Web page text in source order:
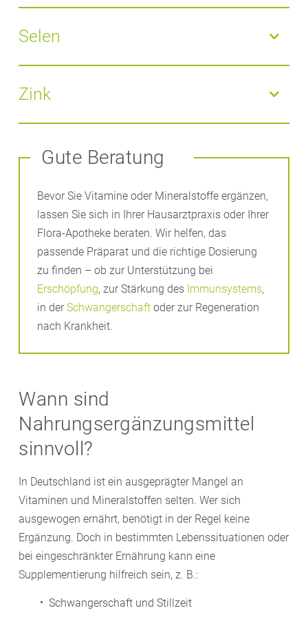
Supplement (100–150 µg pro Tag) empfohlen.
Bedeutung: Fluoridstärkt Knochen und Zahnschmelz
Quellen:
Selen
Bedeutung: Selenist essenzielles Spurenelement, das
der Körper nur in sehr kleinen Mengen benötigt. Es
vor oxidativem Stress und unterstützt die
Quellen:Fisch, Fleisch, Eier und Paranüsse
Zink
Bedeutung: Zinkist beteiligt an Immunsystem,
Quellen:Fleisch, Käse, Vollkornprodukte, Nüsse
Gute Beratung
Bevor Sie Vitamine oder Mineralstoffe ergänzen,
lassen Sie sich in Ihrer Hausarztpraxis oder Ihrer
Flora-Apotheke beraten. Wir helfen, das
passende Präparat und die richtige Dosierung
zu finden – ob zur Unterstützung bei
Erschöpfung, zur Stärkung des Immunsystems,
in der Schwangerschaft oder zur Regeneration
nach Krankheit.
Wann sind
Nahrungsergänzungsmittel
sinnvoll?
In Deutschland ist ein ausgeprägter Mangel an
Vitaminen und Mineralstoffen selten. Wer sich
ausgewogen ernährt, benötigt in der Regel keine
Ergänzung. Doch in bestimmten Lebenssituationen oder
bei eingeschränkter Ernährung kann eine
Supplementierung hilfreich sein, z. B.:
Schwangerschaft und Stillzeit